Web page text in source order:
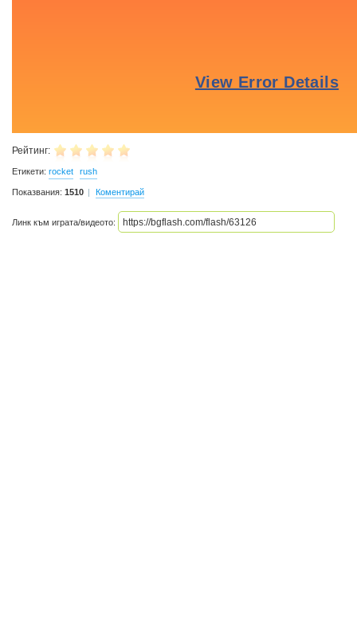
Рейтинг:
Етикети: rocket rush
Показвания: 1510 Коментирай
Линк към играта/видеото: